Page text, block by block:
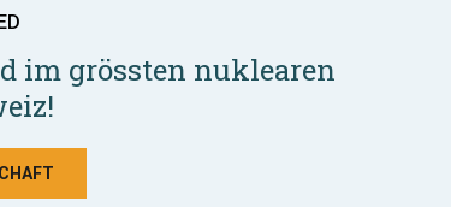
im grössten nuklearen